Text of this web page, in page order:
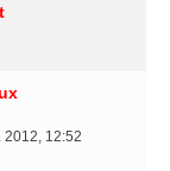
2012, 12:52